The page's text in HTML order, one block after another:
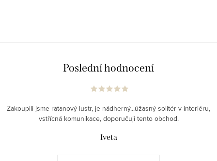
Poslední hodnocení
Zakoupili jsme ratanový lustr, je nádherný...úžasný solitér v interiéru,
vstřícná komunikace, doporučuji tento obchod.
Iveta